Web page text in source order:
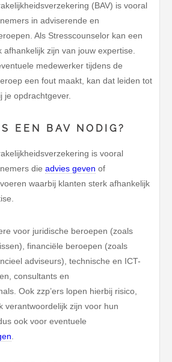
(BAV) is vooral
in adviserende en
Als Stresscounselor kan een
zijn van jouw expertise.
medewerker tijdens de
een fout maakt, kan dat leiden tot
je opdrachtgever.
EEN BAV NODIG?
is vooral
dieadvies geven of
waarbij klanten sterk afhankelijk
voor juridische beroepen (zoals
financiële beroepen (zoals
adviseurs), technische en ICT-
consultants en
Ook zzp’ers lopen hierbij risico,
verantwoordelijk zijn voor hun
ook voor eventuele